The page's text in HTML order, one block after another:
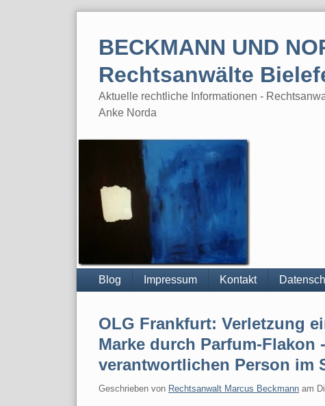
BECKMANN UND
Rechtsanwälte
Aktuelle rechtliche Informationen -
Anke Norda
Blog Impressum Kontakt
OLG Frankfurt: Verletzung
Marke durch Parfum-Flakon
verantwortlichen Person im
Geschrieben von Rechtsanwalt Marcus Beckmann am